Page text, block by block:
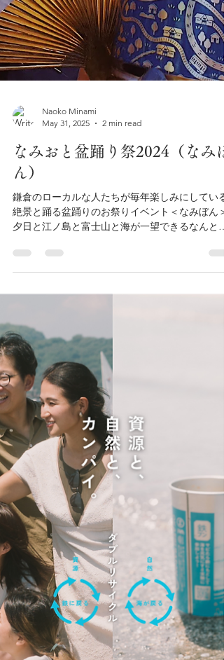
May 31, 2025
2 min read
なみおと盆踊り祭2024（なみぼ
ん）
鎌倉のローカルな人たちが毎年楽しみにしている
夕日と江ノ島と富士山と海が一望できるなんとも
贅沢な景色の中で、地域のご近所さんたちで楽し